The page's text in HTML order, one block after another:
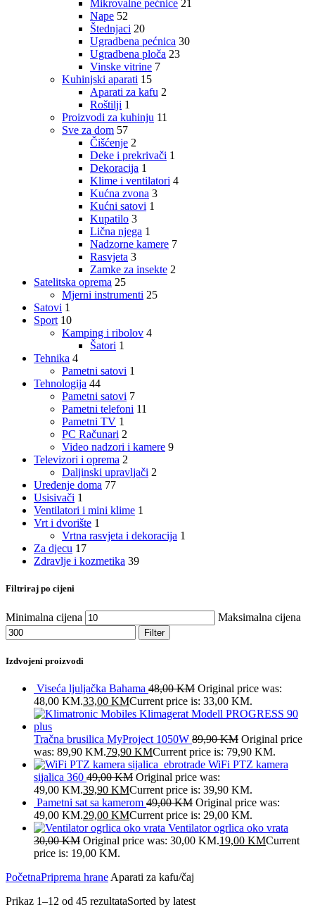
Mikrovalne pećnice 21
Nape 52
Štednjaci 20
Ugradbena pećnica 30
Ugradbena ploča 23
Vinske vitrine 7
Kuhinjski aparati 15
Aparati za kafu 2
Roštilji 1
Proizvodi za kuhinju 11
Sve za dom 57
Čišćenje 2
Deke i prekrivači 1
Dekoracija 1
Klime i ventilatori 4
Kućna zvona 3
Kućni satovi 1
Kupatilo 3
Lična njega 1
Nadzorne kamere 7
Rasvjeta 3
Zamke za insekte 2
Satelitska oprema 25
Mjerni instrumenti 25
Satovi 1
Sport 10
Kamping i ribolov 4
Šatori 1
Tehnika 4
Pametni satovi 1
Tehnologija 44
Pametni satovi 7
Pametni telefoni 11
Pametni TV 1
PC Računari 2
Video nadzori i kamere 9
Televizori i oprema 2
Daljinski upravljači 2
Uređenje doma 77
Usisivači 1
Ventilatori i mini klime 1
Vrt i dvorište 1
Vrtna rasvjeta i dekoracija 1
Za djecu 17
Zdravlje i kozmetika 39
Filtriraj po cijeni
Minimalna cijena Maksimalna cijena
Filter
Izdvojeni proizvodi
Viseća ljuljačka Bahama 48,00KM Original price was:
48,00 KM.33,00 KMCurrent price is: 33,00 KM.
Tračna brusilica MyProject 1050W 89,90KM Original price
was: 89,90 KM.79,90 KMCurrent price is: 79,90 KM.
WiFi PTZ kamera
sijalica 360 49,00KM Original price was:
49,00 KM.39,90 KMCurrent price is: 39,90 KM.
Pametni sat sa kamerom 49,00KM Original price was:
49,00 KM.29,00 KMCurrent price is: 29,00 KM.
Ventilator ogrlica oko vrata
30,00KM Original price was: 30,00 KM.19,00 KMCurrent
price is: 19,00 KM.
PočetnaPriprema hrane Aparati za kafu/čaj
Prikaz 1–12 od 45 rezultataSorted by latest